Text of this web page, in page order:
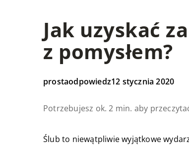
Jak uzyskać
z pomysłem?
prostaodpowiedz12 stycznia 2020
Potrzebujesz ok. 2 min. aby
Ślub to niewątpliwie wyjątkowe